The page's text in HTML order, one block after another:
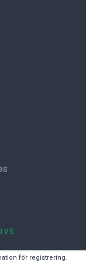
för registrering.